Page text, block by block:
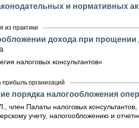
и нормативных
из практики
дохода при прощении
налоговых консультантов»
прибыль организаций
порядка налогообложения
член Палаты налоговых
учету, налогообложению и